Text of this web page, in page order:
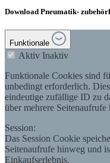
Download Pneumatik-
Funktionale
Aktiv Inaktiv
Funktionale Cookies sind
unbedingt erforderlich.
eindeutige zufällige ID zu
über mehrere
Session:
Das Session Cookie
Seitenaufrufe hinweg und
Einkaufserlebnis.